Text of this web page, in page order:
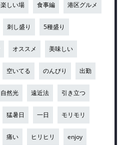
楽しい場 食事編 港区グルメ
刺し盛り 5種盛り
オススメ 美味しい
空いてる のんびり 出勤
自然光 遠近法 引き立つ
猛暑日 一日 モリモリ
痛い ヒリヒリ enjoy